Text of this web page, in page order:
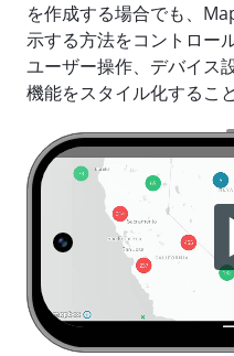
を作成する場合でも、
示する方法をコントロー
ユーザー操作、デバイス
機能をスタイル化するこ